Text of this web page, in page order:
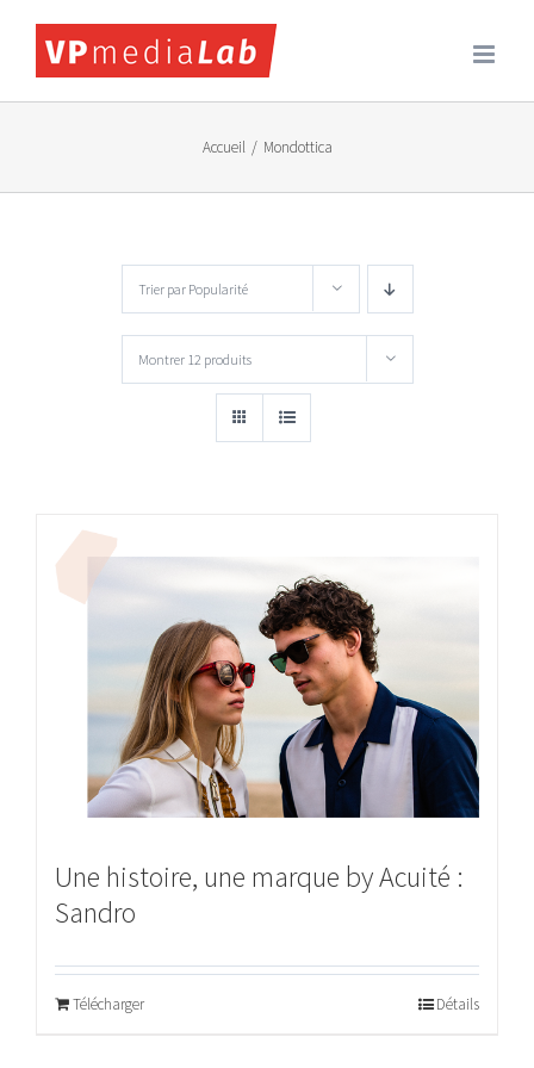
Accueil / Mondottica
Trier par Popularité
Montrer 12 produits
Une histoire, une marque by Acuité :
Sandro
Télécharger Détails